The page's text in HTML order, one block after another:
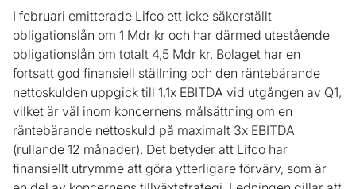
I februari emitterade Lifco ett icke säkerställt
obligationslån om 1 Mdr kr och har därmed utestående
obligationslån om totalt 4,5 Mdr kr. Bolaget har en
fortsatt god finansiell ställning och den räntebärande
nettoskulden uppgick till 1,1x EBITDA vid utgången av Q1,
vilket är väl inom koncernens målsättning om en
räntebärande nettoskuld på maximalt 3x EBITDA
(rullande 12 månader). Det betyder att Lifco har
finansiellt utrymme att göra ytterligare förvärv, som är